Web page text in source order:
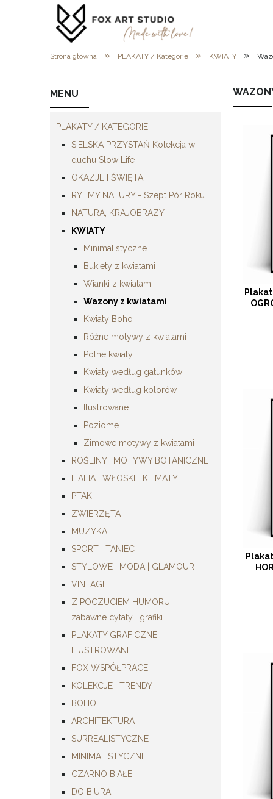
Strona główna » PLAKATY / Kategorie » KWIATY »
MENU
PLAKATY / KATEGORIE
SIELSKA PRZYSTAŃ Kolekcja w
duchu Slow Life
OKAZJE I ŚWIĘTA
RYTMY NATURY - Szept Pór Roku
NATURA, KRAJOBRAZY
KWIATY
Minimalistyczne
Bukiety z kwiatami
Wianki z kwiatami
Wazony z kwiatami
Kwiaty Boho
Różne motywy z kwiatami
Polne kwiaty
Kwiaty według gatunków
Kwiaty według kolorów
Ilustrowane
Poziome
Zimowe motywy z kwiatami
ROŚLINY I MOTYWY BOTANICZNE
ITALIA | WŁOSKIE KLIMATY
PTAKI
ZWIERZĘTA
MUZYKA
SPORT I TANIEC
STYLOWE | MODA | GLAMOUR
VINTAGE
Z POCZUCIEM HUMORU,
zabawne cytaty i grafiki
PLAKATY GRAFICZNE,
ILUSTROWANE
FOX WSPÓŁPRACE
KOLEKCJE I TRENDY
BOHO
ARCHITEKTURA
SURREALISTYCZNE
MINIMALISTYCZNE
CZARNO BIAŁE
DO BIURA
Plakat